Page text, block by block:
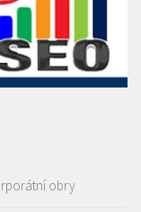
obry